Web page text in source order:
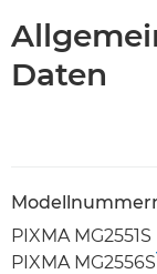
Daten
PIXMA MG2551S
PIXMA MG2556S